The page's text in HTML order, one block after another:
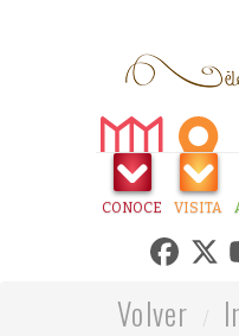
CONOCE VISITA
Volver